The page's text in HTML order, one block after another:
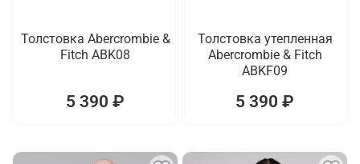
Толстовка Abercrombie &
Fitch ABK08
5 390 ₽
Толстовка утепленная
Abercrombie & Fitch
ABKF09
5 390 ₽